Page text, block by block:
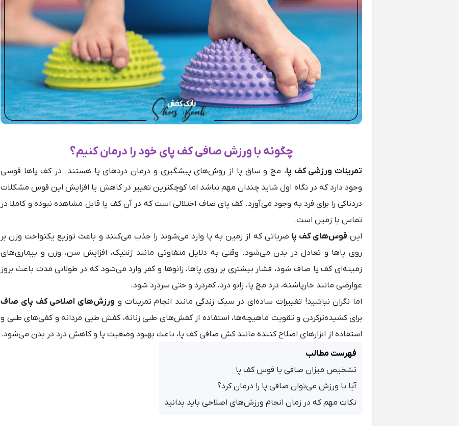
چگونه با ورزش صافی کف پای خود را درمان کنیم؟
تمرینات ورزشی کف پا، مچ و ساق پا از روش‌های پیشگیری و درمان دردهای پا هستند. در کف پاها قوسی
وجود دارد که در نگاه اول شاید چندان مهم نباشد اما کوچکترین تغییر در کاهش یا افزایش این قوس مشکلات
دردناکی را برای فرد به وجود می‌آورد. کف پای صاف اختلالی است که در آن کف پا قابل مشاهده نبوده و کاملا در
تماس با زمین است.
این قوس‌های کف پا ضرباتی که از زمین به پا وارد می‌شوند را جذب می‌کنند و باعث توزیع یکنواخت وزن بر
روی پاها و تعادل در بدن می‌شود. وقتی به دلایل متفاوتی مانند ژنتیک، افزایش سن، وزن و بیماری‌های
زمینه‌ای کف پا صاف شود، فشار بیشتری بر روی پاها، زانوها و کمر وارد می‌شود که در طولانی مدت باعث بروز
عوارضی مانند خارپاشنه، درد مچ پا، زانو درد، کمردرد و حتی سردرد شود.
اما نگران نباشید! تغییرات ساده‌ای در سبک زندگی مانند انجام تمرینات و ورزش‌های اصلاحی کف پای صاف
برای کشیده‌ترکردن و تقویت ماهیچه‌ها، استفاده از کفش‌های طبی زنانه، کفش طبی مردانه و کفی‌های طبی و
استفاده از ابزارهای اصلاح کننده مانندکش صافی کف پا، باعث بهبود وضعیت پا و کاهش درد در بدن می‌شود.
فهرست مطالب
تشخیص میزان صافی یا قوس کف پا
آیا با ورزش می‌توان صافی پا را درمان کرد؟
نکات مهم که در زمان انجام ورزش‌های اصلاحی باید بدانید